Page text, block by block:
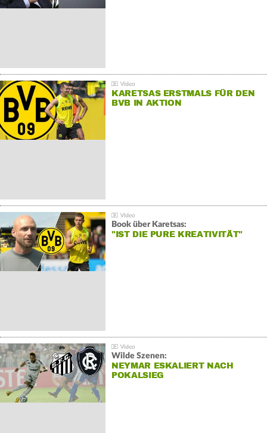
KARETSAS ERSTMALS FÜR DEN
BVB IN AKTION
Book über Karetsas:
"IST DIE PURE KREATIVITÄT"
Wilde Szenen:
NEYMAR ESKALIERT NACH
POKALSIEG